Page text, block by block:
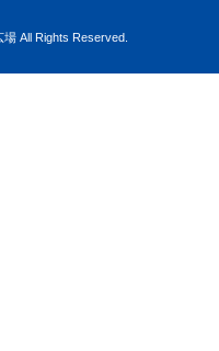
All Rights Reserved.